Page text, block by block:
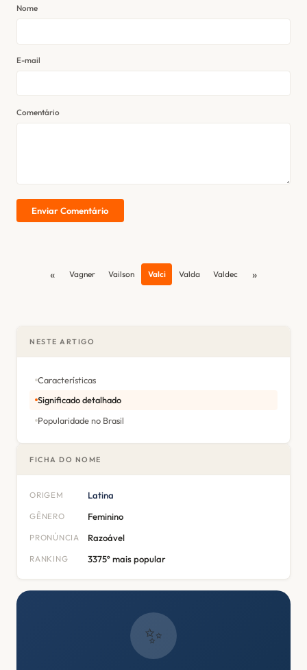
Nome
E-mail
Comentário
Enviar Comentário
« Vagner Vailson Valci Valda Valdec »
NESTE ARTIGO
Características
Significado detalhado
Popularidade no Brasil
FICHA DO NOME
ORIGEM Latina
GÊNERO Feminino
PRONÚNCIA Razoável
RANKING 3375º mais popular
✨